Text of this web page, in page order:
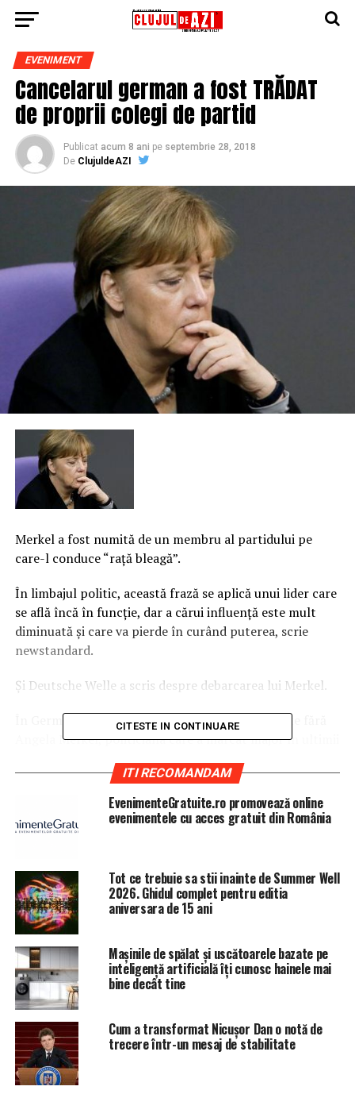
EVENIMENT
Cancelarul german a fost TRĂDAT
de proprii colegi de partid
Publicat acum 8 ani pe septembrie 28, 2018
De ClujuldeAZI
Merkel a fost numită de un membru al partidului pe
care-l conduce “raţă bleagă”.
În limbajul politic, această frază se aplică unui lider care
se află încă în funcţie, dar a cărui influenţă este mult
diminuată şi care va pierde în curând puterea, scrie
newstandard.
Și Deutsche Welle a scris despre debarcarea lui Merkel.
În Germania se vorbeşte despre alegeri anticipate fără
Angela Merkel, politiciana care a marcat major în ultimii
Detronarea Angelei Merkel se vede şi prin faptul că
omul ei de încredere, Volker Kauder, a pierdut votul de
confirmare în fruntea grupului parlamentar
ARTICOLE PE ACEIASI TEMA: PRIMA
URMATORUL
Culisele unei tranzacții uriașe, care a schimbat liderii
unui sector din România
NU RATATI
Veste importantă pentru toți cei care stau la bloc! Ce va
trebui să plătim de acum obligatoriu la întreţinere
CITESTE IN CONTINUARE
ITI RECOMANDAM
EvenimenteGratuite.ro promovează online
evenimentele cu acces gratuit din România
Tot ce trebuie sa stii inainte de Summer Well
2026. Ghidul complet pentru editia
aniversara de 15 ani
Mașinile de spălat și uscătoarele bazate pe
inteligență artificială îți cunosc hainele mai
bine decât tine
Cum a transformat Nicușor Dan o notă de
trecere într-un mesaj de stabilitate